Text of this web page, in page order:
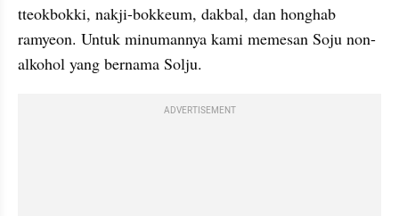
tteokbokki, nakji-bokkeum, dakbal, dan honghab
ramyeon. Untuk minumannya kami memesan Soju non-
alkohol yang bernama Solju.
ADVERTISEMENT